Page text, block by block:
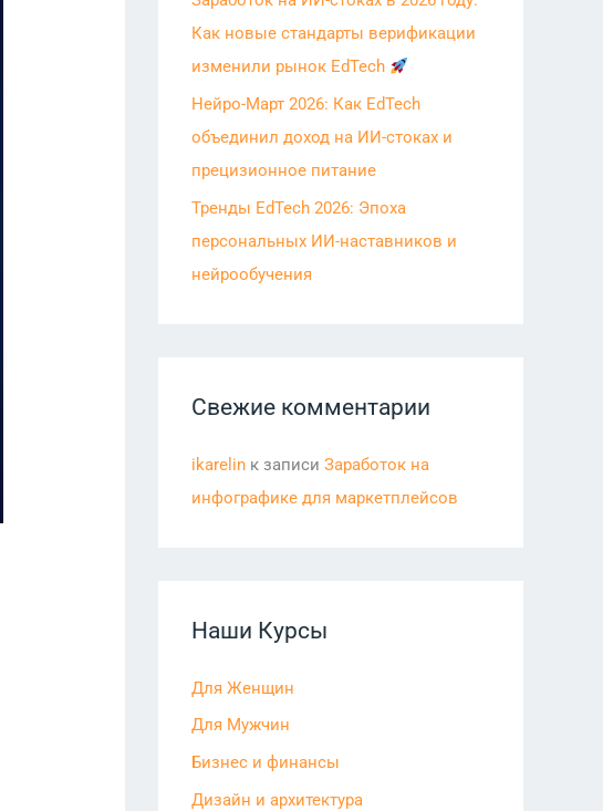
Как новые стандарты верификации
изменили рынок EdTech
Нейро-Март 2026: Как EdTech
объединил доход на ИИ-стоках и
прецизионное питание
Тренды EdTech 2026: Эпоха
персональных ИИ-наставников и
нейрообучения
Свежие комментарии
ikarelin к записи Заработок на
инфографике для маркетплейсов
Наши Курсы
Для Женщин
Для Мужчин
Бизнес и финансы
Дизайн и архитектура